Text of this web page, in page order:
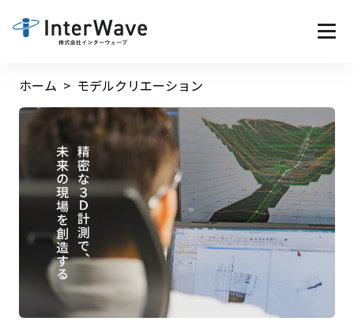
ホーム モデルクリエーション